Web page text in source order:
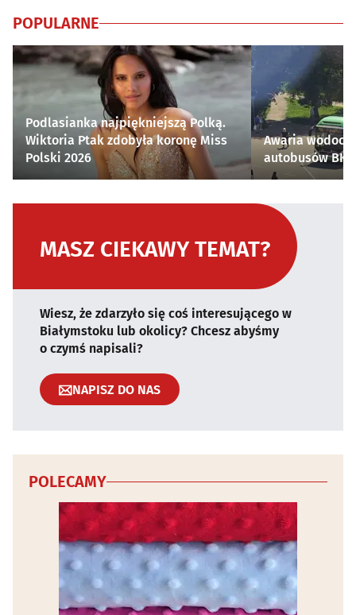
POPULARNE
Podlasianka najpiękniejszą Polką.
Wiktoria Ptak zdobyła koronę Miss
Polski 2026
Awaria
autobusów
MASZ CIEKAWY TEMAT?
Wiesz, że zdarzyło się coś interesującego w
Białymstoku lub okolicy? Chcesz abyśmy
o czymś napisali?
NAPISZ DO NAS
POLECAMY